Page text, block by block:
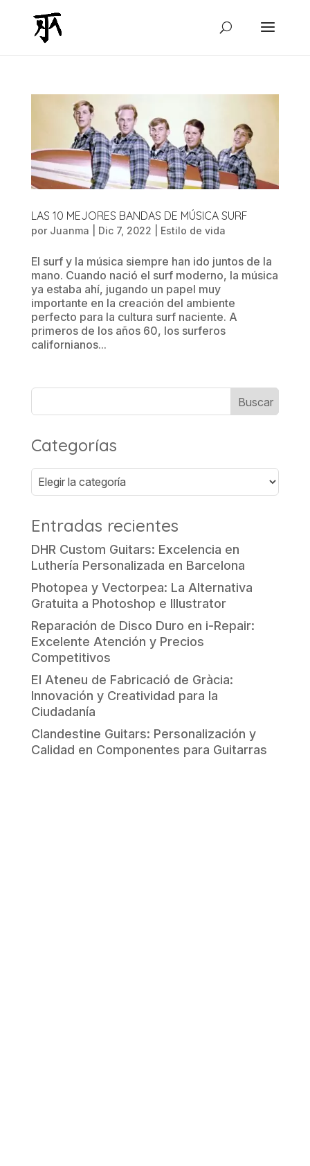
LAS 10 MEJORES BANDAS DE MÚSICA SURF
por Juanma Dic 7, 2022 Estilo de vida
El surf y la música siempre han ido juntos de la
mano. Cuando nació el surf moderno, la música
ya estaba ahí, jugando un papel muy
importante en la creación del ambiente
perfecto para la cultura surf naciente. A
primeros de los años 60, los surferos
californianos...
Categorías
Categorías
Entradas recientes
DHR Custom Guitars: Excelencia en
Luthería Personalizada en Barcelona
Photopea y Vectorpea: La Alternativa
Gratuita a Photoshop e Illustrator
Reparación de Disco Duro en i-Repair:
Excelente Atención y Precios
Competitivos
El Ateneu de Fabricació de Gràcia:
Innovación y Creatividad para la
Ciudadanía
Clandestine Guitars: Personalización y
Calidad en Componentes para Guitarras